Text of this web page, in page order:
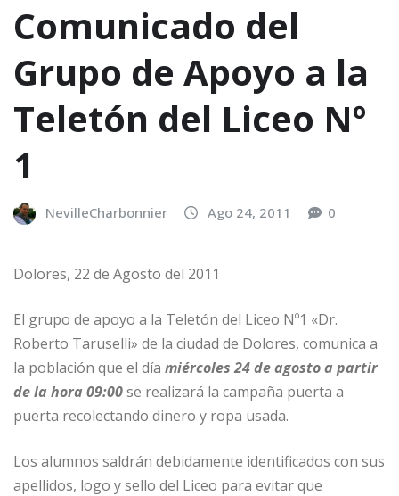
Comunicado del
Grupo de Apoyo a la
Teletón del Liceo Nº
1
NevilleCharbonnier Ago 24, 2011 0
Dolores, 22 de Agosto del 2011
El grupo de apoyo a la Teletón del Liceo Nº1 «Dr.
Roberto Taruselli» de la ciudad de Dolores, comunica a
la población que el día miércoles 24 de agosto a partir
de la hora 09:00se realizará la campaña puerta a
puerta recolectando dinero y ropa usada.
Los alumnos saldrán debidamente identificados con sus
apellidos, logo y sello del Liceo para evitar que